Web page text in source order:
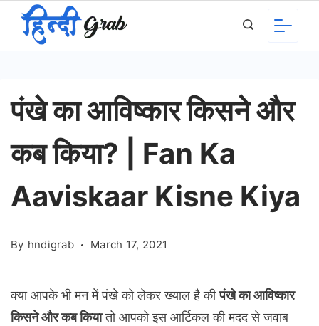
Skip
पंखे का आविष्कार किसने और
कब किया? | Fan Ka
Aaviskaar Kisne Kiya
By hndigrab March 17, 2021
क्या आपके भी मन में पंखे को लेकर ख्याल है कीपंखे का आविष्कार
किसने और कब कियातो आपको इस आर्टिकल की मदद से जवाब